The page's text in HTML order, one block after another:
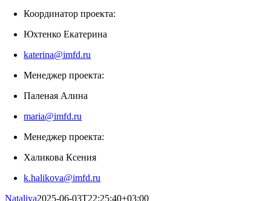
Координатор проекта:
Юхтенко Екатерина
katerina@imfd.ru
Менеджер проекта:
Паленая Алина
maria@imfd.ru
Менеджер проекта:
Халикова Ксения
k.halikova@imfd.ru
Nataliya2025-06-03T22:25:40+03:00